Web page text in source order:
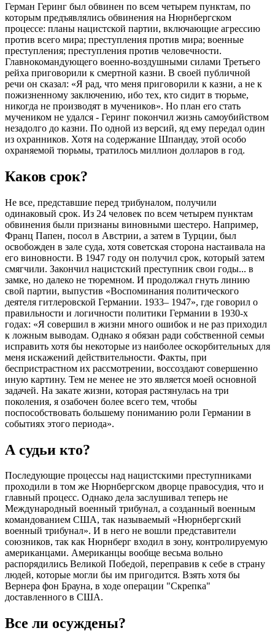
Герман Геринг был обвинен по всем четырем пунктам, по
которым предъявлялись обвинения на Нюрнбергском
процессе: планы нацистской партии, включающие агрессию
против всего мира; преступления против мира; военные
преступления; преступления против человечности.
Главнокомандующего военно-воздушными силами Третьего
рейха приговорили к смертной казни. В своей публичной
речи он сказал: «Я рад, что меня приговорили к казни, а не к
пожизненному заключению, ибо тех, кто сидит в тюрьме,
никогда не производят в мучеников». Но план его стать
мучеником не удался - Геринг покончил жизнь самоубийством
незадолго до казни. По одной из версий, яд ему передал один
из охранников. Хотя на содержание Шпандау, этой особо
охраняемой тюрьмы, тратилось миллион долларов в год.
Каков срок?
Не все, представшие перед трибуналом, получили
одинаковый срок. Из 24 человек по всем четырем пунктам
обвинения были признаны виновными шестеро. Например,
Франц Папен, посол в Австрии, а затем в Турции, был
освобожден в зале суда, хотя советская сторона настаивала на
его виновности. В 1947 году он получил срок, который затем
смягчили. Закончил нацистский преступник свои годы... в
замке, но далеко не тюремном. И продолжал гнуть линию
свой партии, выпустив «Воспоминания политического
деятеля гитлеровской Германии. 1933– 1947», где говорил о
правильности и логичности политики Германии в 1930-х
годах: «Я совершил в жизни много ошибок и не раз приходил
к ложным выводам. Однако я обязан ради собственной семьи
исправить хотя бы некоторые из наиболее оскорбительных для
меня искажений действительности. Факты, при
беспристрастном их рассмотрении, воссоздают совершенно
иную картину. Тем не менее не это является моей основной
задачей. На закате жизни, которая растянулась на три
поколения, я озабочен более всего тем, чтобы
поспособствовать большему пониманию роли Германии в
событиях этого периода».
А судьи кто?
Последующие процессы над нацистскими преступниками
проходили в том же Нюрнбергском дворце правосудия, что и
главный процесс. Однако дела заслушивал теперь не
Международный военный трибунал, а созданный военным
командованием США, так называемый «Нюрнбергский
военный трибунал». И в него не вошли представители
союзников, так как Нюрнберг входил в зону, контролируемую
американцами. Американцы вообще весьма вольно
распорядились Великой Победой, переправив к себе в страну
людей, которые могли бы им пригодится. Взять хотя бы
Вернера фон Брауна, в ходе операции "Скрепка"
доставленного в США.
Все ли осуждены?